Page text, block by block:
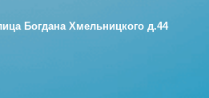
Богдана Хмельницкого д.44